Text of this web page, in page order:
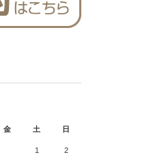
金 土 日
1 2